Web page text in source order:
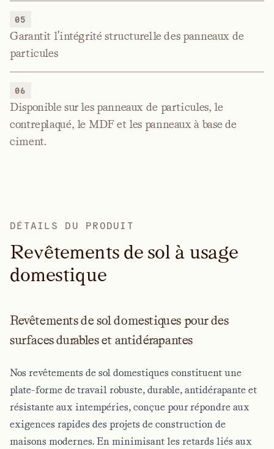
05
Garantit l'intégrité structurelle des panneaux de
particules
06
Disponible sur les panneaux de particules, le
contreplaqué, le MDF et les panneaux à base de
ciment.
DÉTAILS DU PRODUIT
Revêtements de sol à usage
domestique
Revêtements de sol domestiques pour des
surfaces durables et antidérapantes
Nos revêtements de sol domestiques constituent une
plate-forme de travail robuste, durable, antidérapante et
résistante aux intempéries, conçue pour répondre aux
exigences rapides des projets de construction de
maisons modernes. En minimisant les retards liés aux